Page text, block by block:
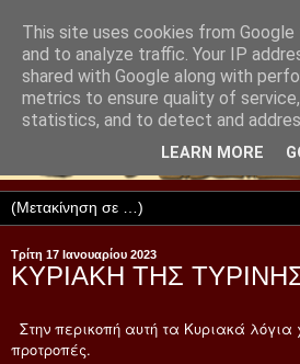
Τρίτη 17 Ιανουαρίου 2023
ΚΥΡΙΑΚΗ ΤΗΣ
Στην περικοπή αυτή τα Κυριακά λόγια
προτροπές.
This site uses cookies from
and to analyze traffic. Your IP
shared with Google along with
metrics to ensure quality of
statistics, and to detect and
LEARN MORE